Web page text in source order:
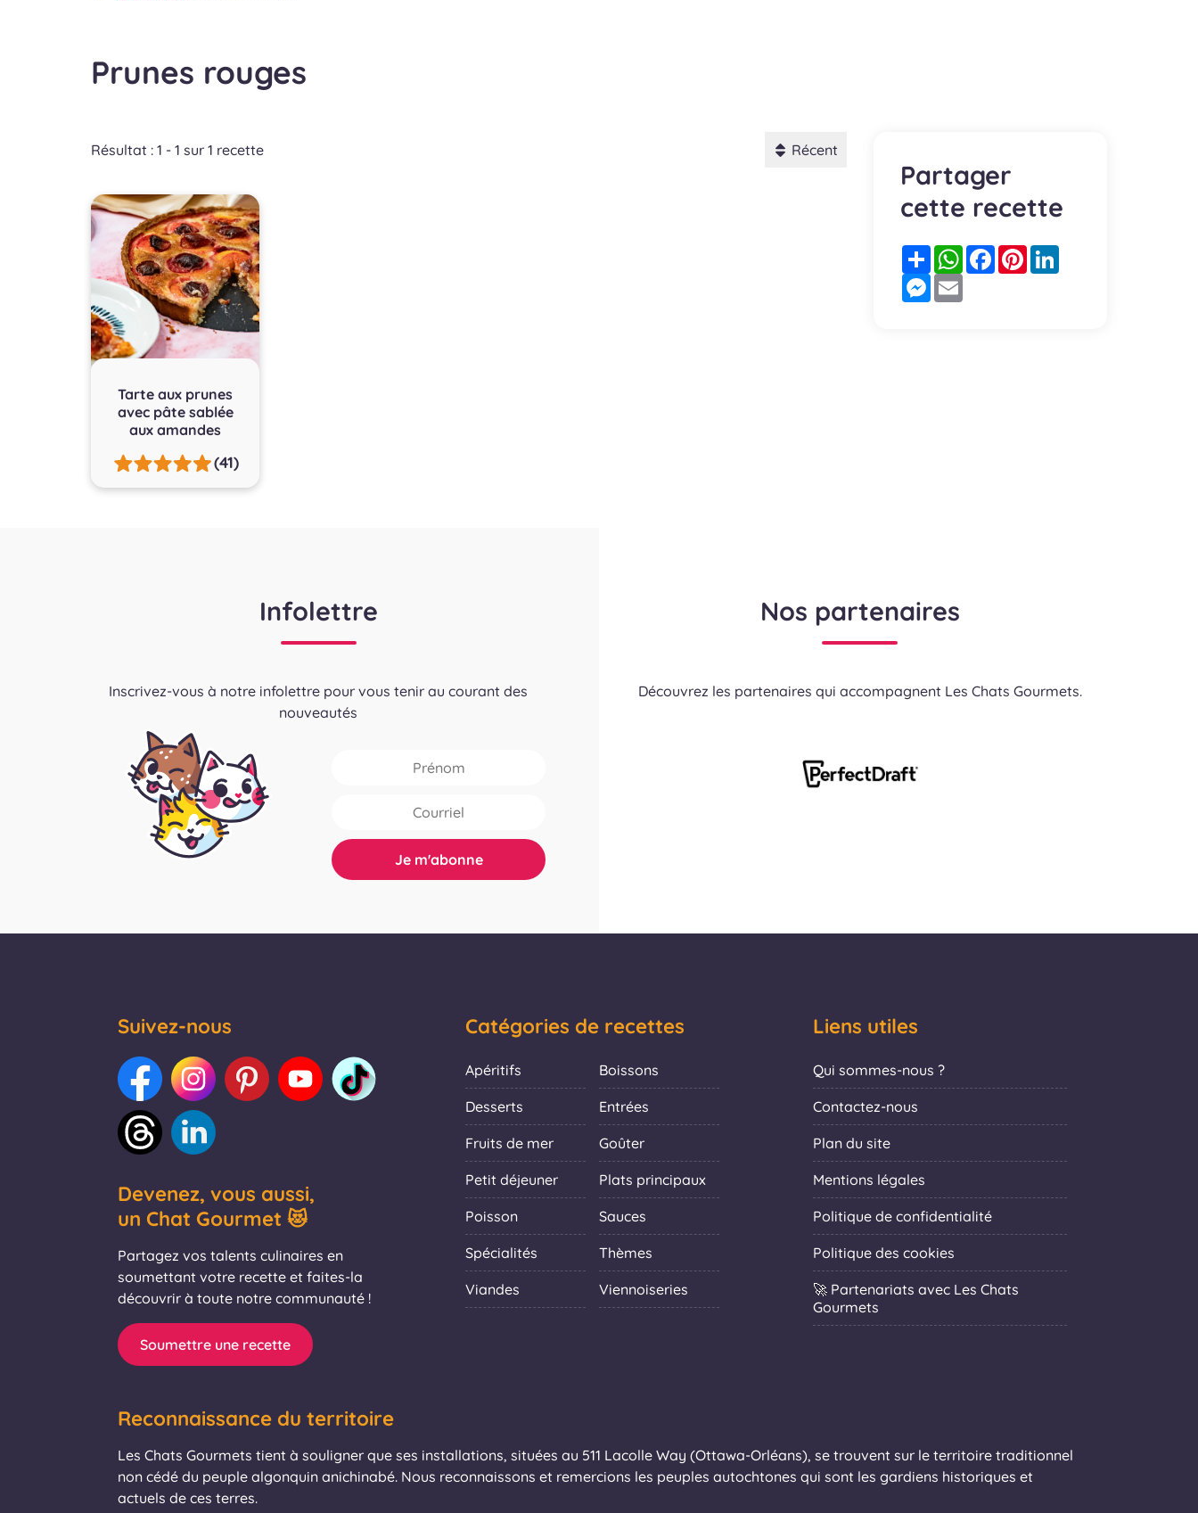
Prunes rouges
Résultat : 1 - 1 sur 1 recette Récent
Tarte aux prunes
avec pâte sablée
aux amandes
(41)
Partager
cette recette
PartagerWhatsApp
Facebook
PinterestLinkedIn
Messenger
Email
Infolettre
Inscrivez-vous à notre infolettre pour vous tenir au courant des
nouveautés
Nos partenaires
Découvrez les partenaires qui accompagnent Les Chats Gourmets.
Suivez-nous
Devenez, vous aussi,
un Chat Gourmet 😻
Partagez vos talents culinaires en
soumettant votre recette et faites-la
découvrir à toute notre communauté !
Soumettre une recette
Catégories de recettes
Apéritifs Boissons
Desserts Entrées
Fruits de mer Goûter
Petit déjeuner Plats principaux
Poisson Sauces
Spécialités Thèmes
Viandes Viennoiseries
Liens utiles
Qui sommes-nous ?
Contactez-nous
Plan du site
Mentions légales
Politique de confidentialité
Politique des cookies
🚀 Partenariats avec Les Chats
Gourmets
Reconnaissance du territoire
Les Chats Gourmets tient à souligner que ses installations, situées au 511 Lacolle Way (Ottawa-Orléans), se trouvent sur le territoire traditionnel
non cédé du peuple algonquin anichinabé. Nous reconnaissons et remercions les peuples autochtones qui sont les gardiens historiques et
actuels de ces terres.